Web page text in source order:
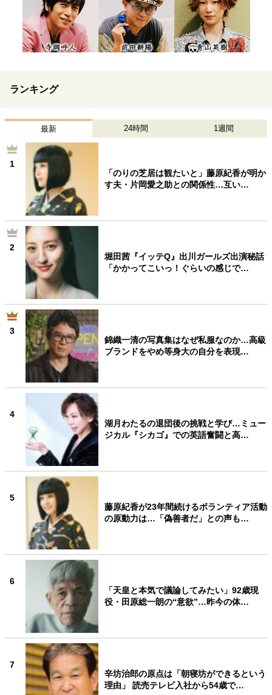
ランキング
最新 24時間 1週間
1
「のりの芝居は観たいと」藤原紀香が明か
す夫・片岡愛之助との関係性…互い…
2
堀田茜『イッテQ』出川ガールズ出演秘話
「かかってこいっ！ぐらいの感じで…
3
錦織一清の写真集はなぜ私服なのか…高級
ブランドをやめ等身大の自分を表現…
4
湖月わたるの退団後の挑戦と学び…ミュー
ジカル『シカゴ』での英語奮闘と高…
5
藤原紀香が23年間続けるボランティア活動
の原動力は…「偽善者だ」との声も…
6
「天皇と本気で議論してみたい」92歳現
役・田原総一朗の“意欲”…昨今の体…
7
辛坊治郎の原点は「朝寝坊ができるという
理由」 読売テレビ入社から54歳で…